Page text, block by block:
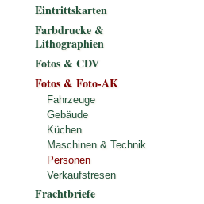
Eintrittskarten
Farbdrucke &
Lithographien
Fotos & CDV
Fotos & Foto-AK
Fahrzeuge
Gebäude
Küchen
Maschinen & Technik
Personen
Verkaufstresen
Frachtbriefe